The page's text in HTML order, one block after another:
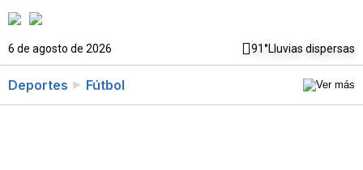
6 de agosto de 2026 91°Lluvias dispersas
Deportes Fútbol